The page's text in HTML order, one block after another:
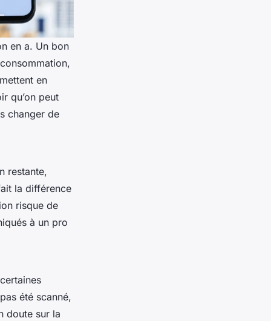
en a. Un bon
en
qu’on peut
changer de
restante,
la différence
risque de
à un pro
été scanné,
doute sur la